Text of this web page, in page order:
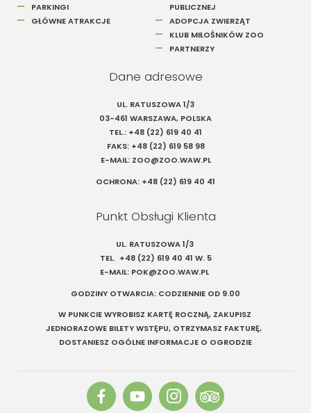
PARKINGI
GŁÓWNE ATRAKCJE
PUBLICZNEJ
ADOPCJA ZWIERZĄT
KLUB MIŁOŚNIKÓW ZOO
PARTNERZY
Dane adresowe
UL. RATUSZOWA 1/3
03-461 WARSZAWA, POLSKA
TEL.: +48 (22) 619 40 41
FAKS: +48 (22) 619 58 98
E-MAIL: ZOO@ZOO.WAW.PL
OCHRONA: +48 (22) 619 40 41
Punkt Obsługi Klienta
UL. RATUSZOWA 1/3
TEL. +48 (22) 619 40 41 W. 5
E-MAIL: POK@ZOO.WAW.PL
GODZINY OTWARCIA: CODZIENNIE OD 9.00
W PUNKCIE WYROBISZ KARTĘ ROCZNĄ, ZAKUPISZ
JEDNORAZOWE BILETY WSTĘPU, OTRZYMASZ FAKTURĘ,
DOSTANIESZ OGÓLNE INFORMACJE O OGRODZIE